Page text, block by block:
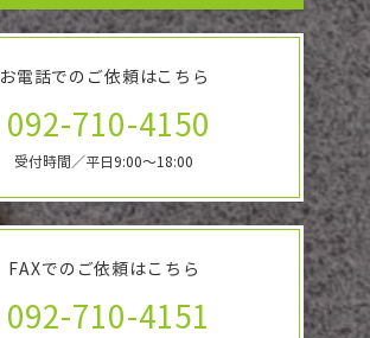
お電話でのご依頼はこちら
092-710-4150
受付時間／平日9:00～18:00
FAXでのご依頼はこちら
092-710-4151